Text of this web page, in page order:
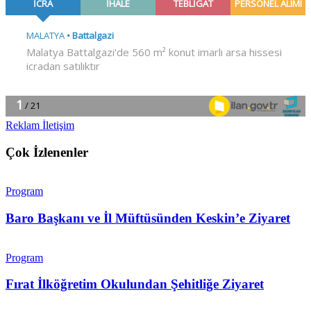
Reklam İletişim
Çok İzlenenler
Program
Baro Başkanı ve İl Müftüsünden Keskin’e Ziyaret
Program
Fırat İlköğretim Okulundan Şehitliğe Ziyaret